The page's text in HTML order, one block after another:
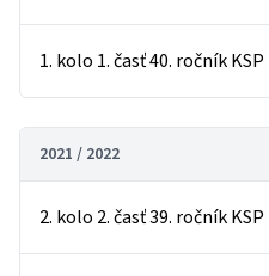
1. kolo 1. časť 40. ročník KSP
2021 / 2022
2. kolo 2. časť 39. ročník KSP